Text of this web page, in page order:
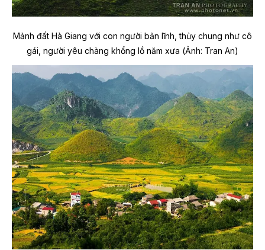
Mảnh đất Hà Giang với con người bản lĩnh, thủy chung như cô
gái, người yêu chàng khổng lồ năm xưa (Ảnh: Tran An)